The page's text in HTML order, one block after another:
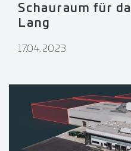
Schauraum für
Lang
17.04.2023